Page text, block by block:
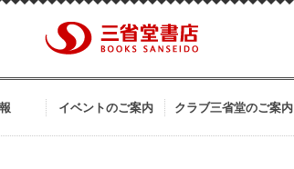
イベントのご案内 クラブ三省堂のご案内